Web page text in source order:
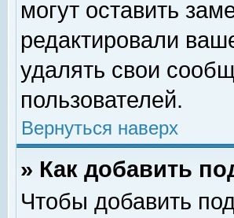
могут оставить
редактировали
удалять свои
пользователей.
Вернуться наверх
» Как добавить
Чтобы добавить